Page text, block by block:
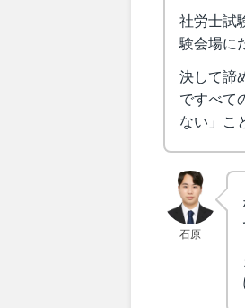
社労士試
験会場に
決して諦
ですべて
ない」こ
石原